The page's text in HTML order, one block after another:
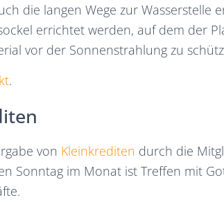
die langen Wege zur Wasserstelle
errichtet werden, auf dem der
vor der Sonnenstrahlung zu
.
von Kleinkrediten durch die
Sonntag im Monat ist Treffen mit